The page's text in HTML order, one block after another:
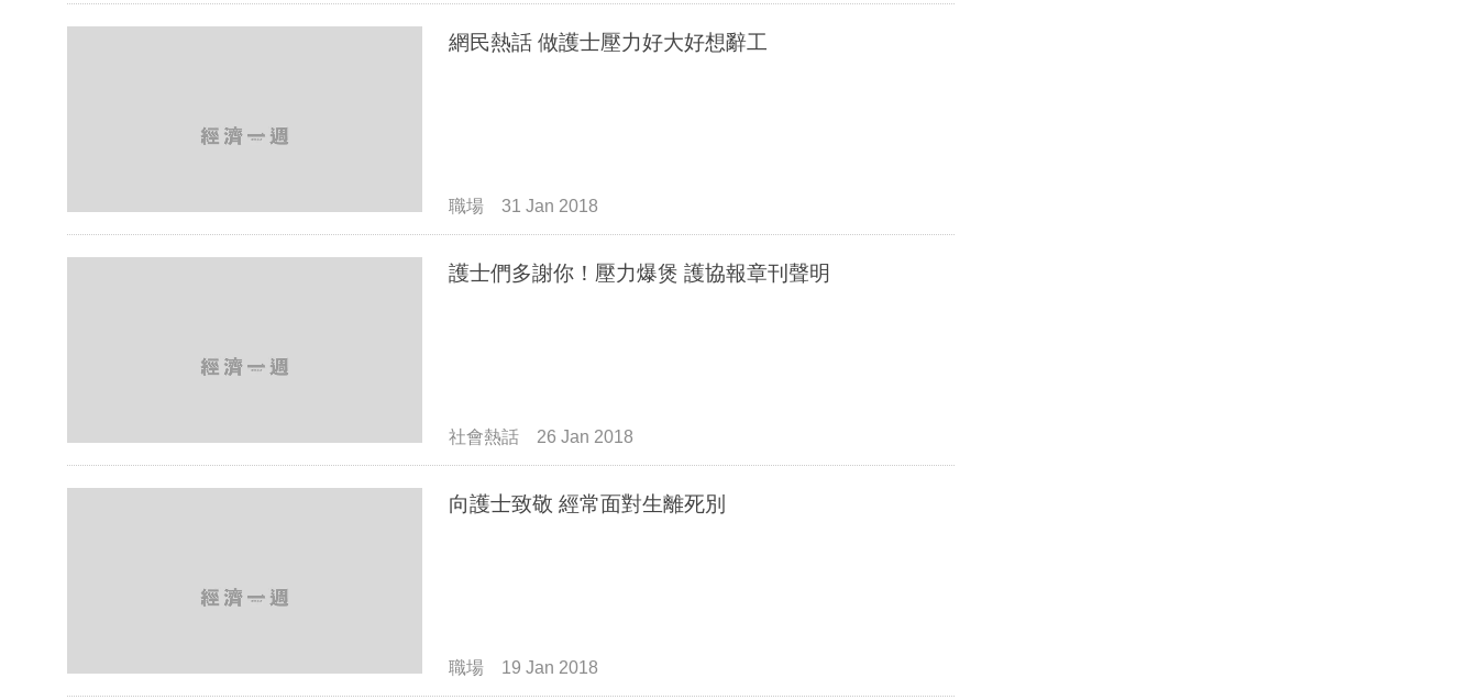
網民熱話 做護士壓力好大好想辭工
職場 31 Jan 2018
護士們多謝你！壓力爆煲 護協報章刊聲明
社會熱話 26 Jan 2018
向護士致敬 經常面對生離死別
職場 19 Jan 2018